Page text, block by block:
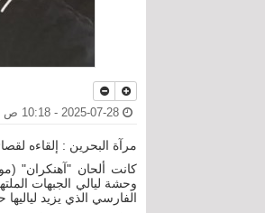
مرآة البحرين : إلقاءه
الفارسي الذي يزيد لياليها